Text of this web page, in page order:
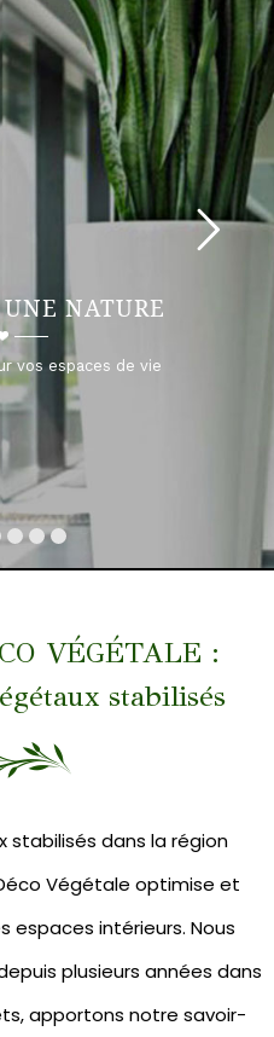
NATURE
VÉGÉTALE :
stabilisés
stabilisés dans la région
Végétale optimise et
espaces intérieurs. Nous
plusieurs années dans
apportons notre savoir-